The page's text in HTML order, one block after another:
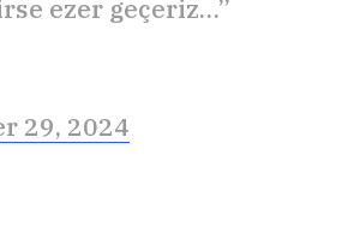
ezer geçeriz…”
29, 2024